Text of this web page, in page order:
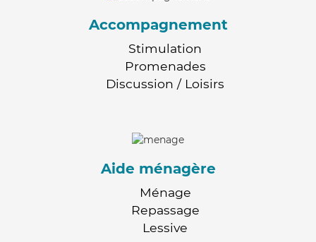
Accompagnement
Stimulation
Promenades
Discussion / Loisirs
Aide ménagère
Ménage
Repassage
Lessive